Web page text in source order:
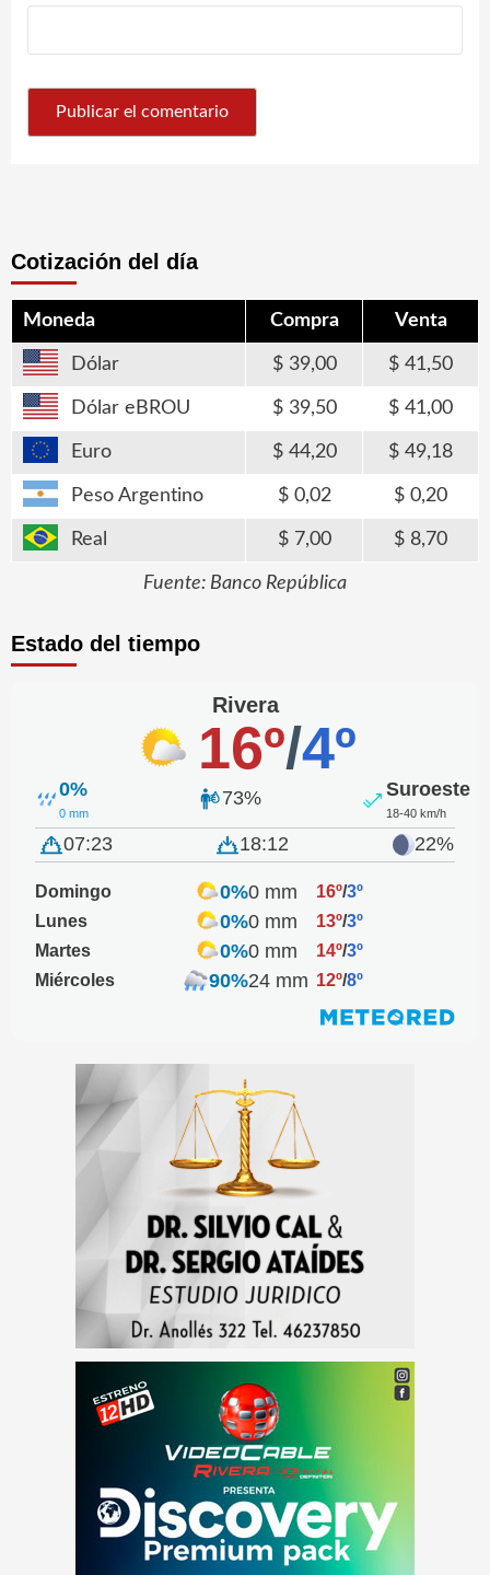
Cotización del día
Moneda Compra Venta
Dólar 39,00 41,50
Dólar eBROU 39,50 41,00
Euro 44,20 49,18
Peso Argentino 0,02 0,20
Real 7,00 8,70
Fuente: Banco República
Estado del tiempo
Rivera
16º/4º
0%
0 mm
73% Suroeste
18-40 km/h
07:23 18:12 22%
Domingo 0%0 mm 16º/3º
Lunes
0%0 mm 13º/3º
Martes
0%0 mm 14º/3º
Miércoles
90%24 mm 12º/8º